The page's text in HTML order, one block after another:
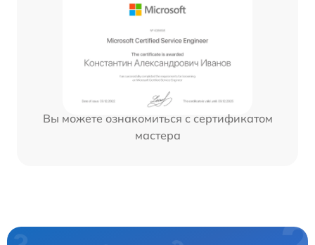
Вы можете ознакомиться с сертификатом
мастера